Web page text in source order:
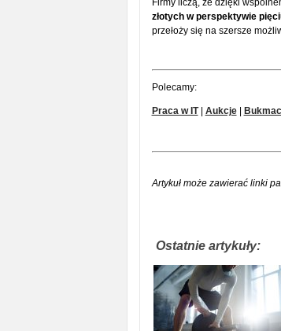
Firmy liczą, że dzięki
złotych w perspektywie
przełoży się na szersze
Polecamy:
Praca w IT| Aukcje|
Artykuł może zawierać linki
Ostatnie artykuły: